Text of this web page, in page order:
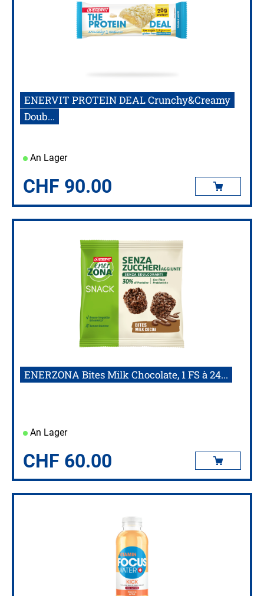
ENERVIT PROTEIN DEAL Crunchy&Creamy
Doub...
An Lager
CHF 90.00
ENERZONA Bites Milk Chocolate, 1 FS à 24...
An Lager
CHF 60.00